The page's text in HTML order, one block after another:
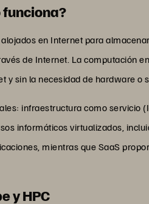
funciona?
en Internet para
de Internet. La computación
y sin la necesidad de hardware o
infraestructura como servicio
informáticos virtualizados,
mientras que SaaS
y HPC